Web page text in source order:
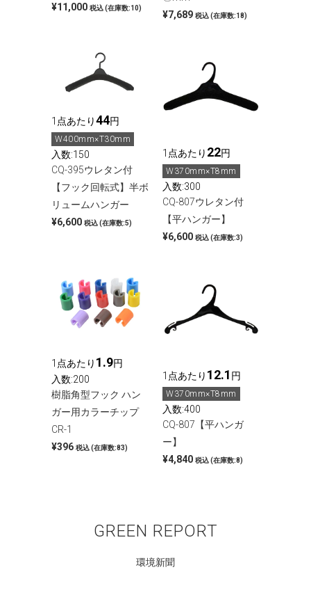
¥11,000 税込(在庫数:10)
¥7,689 税込(在庫数:18)
1点あたり44円
W400mm×T30mm
入数:150
CQ-395ウレタン付
【フック回転式】半ボ
リュームハンガー
¥6,600 税込(在庫数:5)
1点あたり 22円
W370mm×T8mm
入数:300
CQ-807ウレタン付
【平ハンガー】
¥6,600 税込(在庫数:3)
1点あたり 1.9円
入数:200
樹脂角型フック ハン
ガー用カラーチップ
CR-1
¥396 税込(在庫数:83)
1点あたり 12.1 円
W370mm×T8mm
入数:400
CQ-807【平ハンガ
ー】
¥4,840 税込(在庫数:8)
GREEN REPORT
環境新聞